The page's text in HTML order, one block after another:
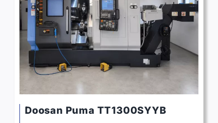
Doosan Puma TT1300SYYB